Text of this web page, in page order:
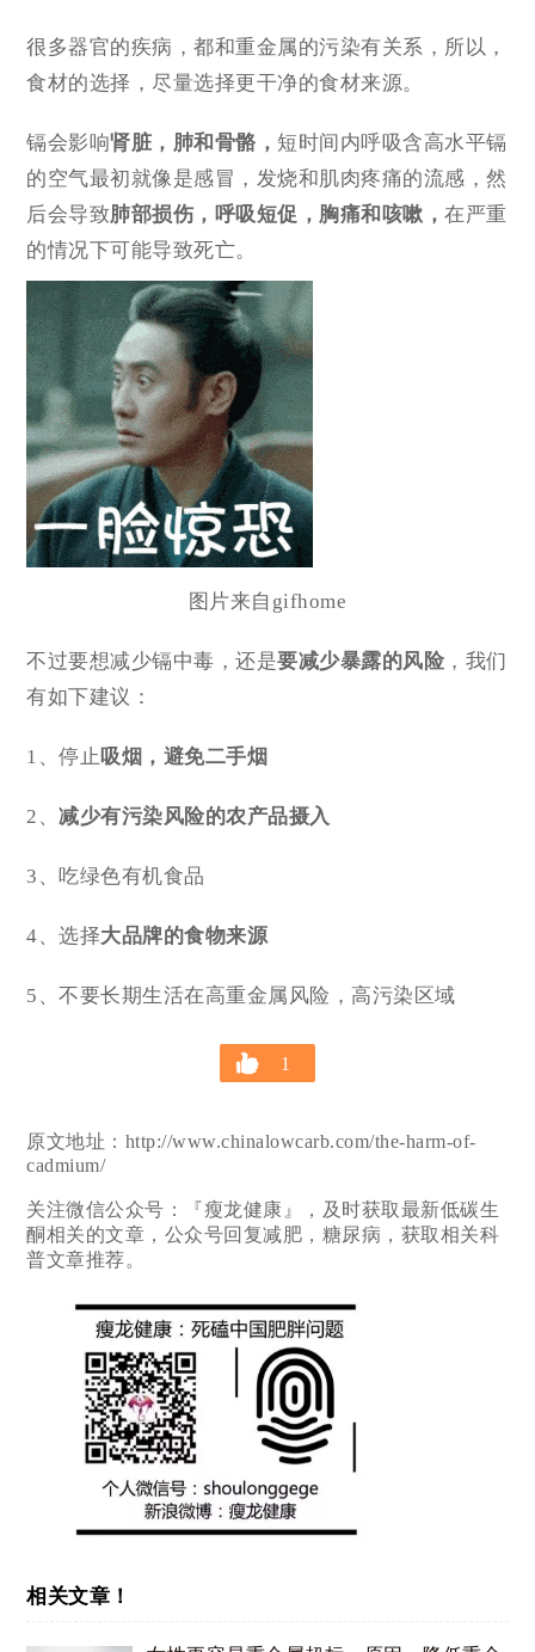
很多器官的疾病，都和重金属的污染有关系，所以，
食材的选择，尽量选择更干净的食材来源。
镉会影响肾脏，肺和骨骼， 短时间内呼吸含高水平镉
的空气最初就像是感冒，发烧和肌肉疼痛的流感，然
后会导致肺部损伤，呼吸短促，胸痛和咳嗽，在严重
的情况下可能导致死亡。
图片来自gifhome
不过要想减少镉中毒，还是要减少暴露的风险 ，我们
有如下建议：
1、停止 吸烟，避免二手烟
2、减少有污染风险的农产品摄入
3、吃绿色有机食品
4、选择大品牌的食物来源
5、不要长期生活在高重金属风险，高污染区域
1
原文地址：http://www.chinalowcarb.com/the-harm-of-
cadmium/
关注微信公众号：『瘦龙健康』，及时获取最新低碳生
酮相关的文章，公众号回复减肥，糖尿病，获取相关科
普文章推荐。
相关文章！